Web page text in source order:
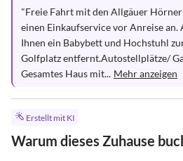
"Freie Fahrt mit den Allgäuer
einen Einkaufservice vor Anreise
Ihnen ein Babybett und Hochstuhl
Golfplatz entfernt.Autostellplätze/
Gesamtes Haus mit... Mehr anzeigen
Erstellt mit KI
Warum dieses Zuhause